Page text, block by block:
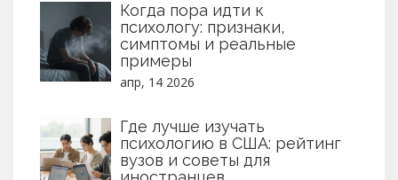
Когда пора идти к
психологу: признаки,
симптомы и реальные
примеры
апр, 14 2026
Где лучше изучать
психологию в США: рейтинг
вузов и советы для